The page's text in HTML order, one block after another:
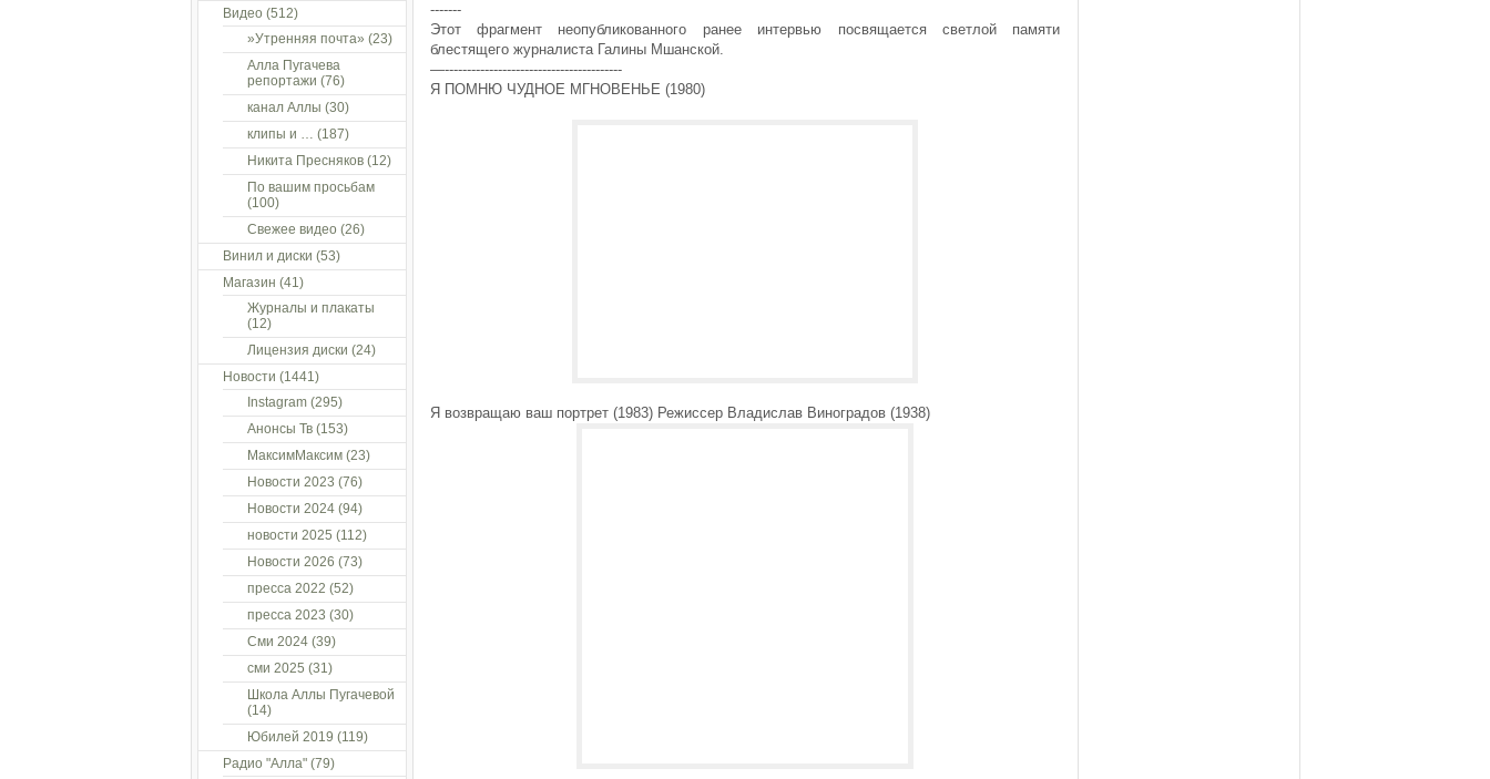
-------
Этот фрагмент неопубликованного ранее интервью посвящается светлой памяти
блестящего журналиста Галины Мшанской.
—----------------------------------------
Я ПОМНЮ ЧУДНОЕ МГНОВЕНЬЕ (1980)
Я возвращаю ваш портрет (1983) Режиссер Владислав Виноградов (1938)
Видео (512)
»Утренняя почта» (23)
Алла Пугачева
репортажи (76)
канал Аллы (30)
клипы и … (187)
Никита Пресняков(12)
По вашим просьбам
(100)
Свежее видео (26)
Винил и диски (53)
Магазин (41)
Журналы и плакаты
(12)
Лицензия диски (24)
Новости (1441)
Instagram(295)
Анонсы Тв(153)
МаксимМаксим(23)
Новости 2023 (76)
Новости 2024(94)
новости 2025 (112)
Новости 2026 (73)
пресса 2022 (52)
пресса 2023 (30)
Сми 2024(39)
сми 2025 (31)
Школа Аллы Пугачевой
(14)
Юбилей 2019 (119)
Радио "Алла"(79)